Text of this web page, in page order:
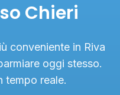
Chieri
conveniente in Riva
oggi stesso.
tempo reale.